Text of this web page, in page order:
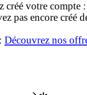
créé votre compte
pas encore créé
Découvrez nos